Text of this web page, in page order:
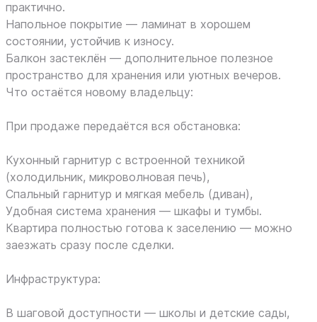
практично.
Напольное покрытие — ламинат в хорошем
состоянии, устойчив к износу.
Балкон застеклён — дополнительное полезное
пространство для хранения или уютных вечеров.
Что остаётся новому владельцу:
При продаже передаётся вся обстановка:
Кухонный гарнитур с встроенной техникой
(холодильник, микроволновая печь),
Спальный гарнитур и мягкая мебель (диван),
Удобная система хранения — шкафы и тумбы.
Квартира полностью готова к заселению — можно
заезжать сразу после сделки.
Инфраструктура:
В шаговой доступности — школы и детские сады,